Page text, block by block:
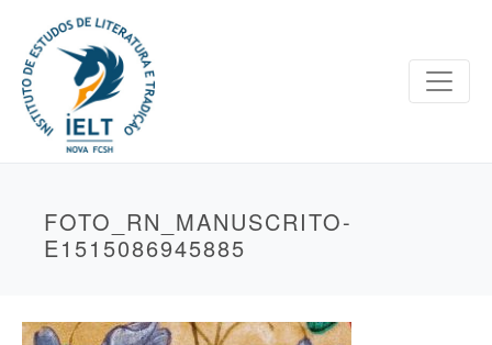
FOTO_RN_MANUSCRITO-
E1515086945885